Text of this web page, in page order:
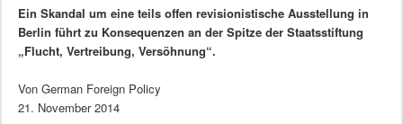
Ein Skandal um eine teils offen revisionistische Ausstellung in
Berlin führt zu Konsequenzen an der Spitze der Staatsstiftung
„Flucht, Vertreibung, Versöhnung“.
Von German Foreign Policy
21. November 2014